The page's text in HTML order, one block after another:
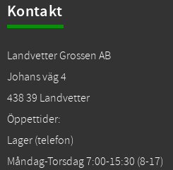
Kontakt
Landvetter Grossen AB
Johans väg 4
438 39 Landvetter
Öppettider:
Lager (telefon)
Måndag-Torsdag 7:00-15:30 (8-17)